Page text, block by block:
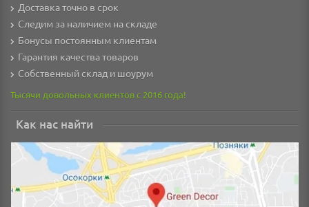
Доставка точно в срок
Следим за наличием на складе
Бонусы постоянным клиентам
Гарантия качества товаров
Собственный склад и шоурум
Тысячи довольных клиентов с 2016 года!
Как нас найти